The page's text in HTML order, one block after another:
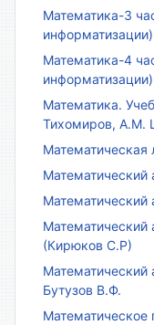
Математика-3
информатизации)
Математика-4
информатизации)
Математика.
Тихомиров, А.М.
Математическая
Математический
Математический
Математический
(Кирюков С.Р)
Математический
Бутузов В.Ф.
Математическое